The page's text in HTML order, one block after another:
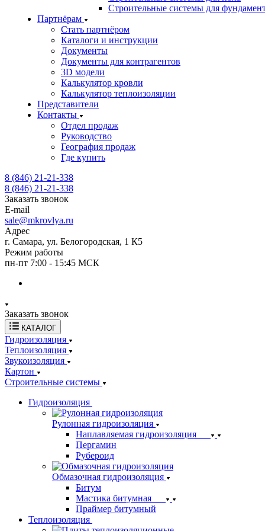
Строительные системы для
Партнёрам
Стать партнёром
Каталоги и инструкции
Документы
Документы для контрагентов
3D модели
Калькулятор кровли
Калькулятор теплоизоляции
Представители
Контакты
Отдел продаж
Руководство
География продаж
Где купить
8 (846) 21-21-338
8 (846) 21-21-338
Заказать звонок
E-mail
sale@mkrovlya.ru
Адрес
г. Самара, ул. Белогородская, 1 К5
Режим работы
пн-пт 7:00 - 15:45 МСК
Заказать звонок
КАТАЛОГ
Гидроизоляция
Теплоизоляция
Звукоизоляция
Картон
Строительные системы
Гидроизоляция
Рулонная гидроизоляция
Наплавляемая гидроизоляция
Пергамин
Рубероид
Обмазочная гидроизоляция
Битум
Мастика битумная
Праймер битумный
Теплоизоляция